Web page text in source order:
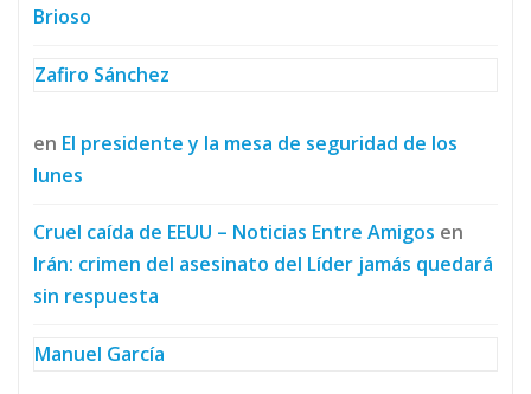
Brioso
Zafiro Sánchez
en El presidente y la mesa de seguridad de los
lunes
Cruel caída de EEUU – Noticias Entre Amigos en
Irán: crimen del asesinato del Líder jamás quedará
sin respuesta
Manuel García